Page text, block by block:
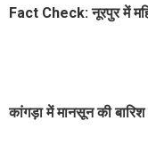
Fact Check: नूरपुर में
कांगड़ा में मानसून की